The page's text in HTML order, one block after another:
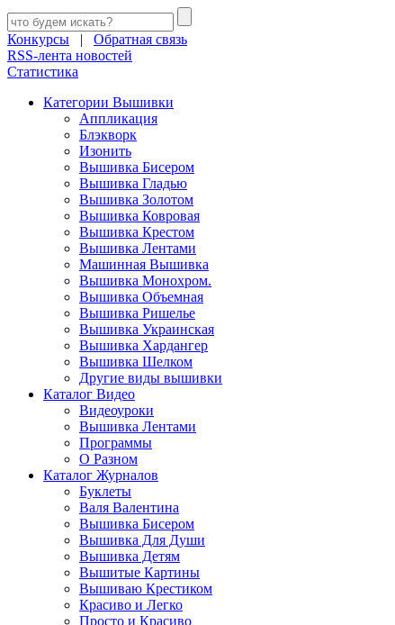
Конкурсы | Обратная связь
RSS-лента новостей
Статистика
Категории Вышивки
Аппликация
Блэкворк
Изонить
Вышивка Бисером
Вышивка Гладью
Вышивка Золотом
Вышивка Ковровая
Вышивка Крестом
Вышивка Лентами
Машинная Вышивка
Вышивка Монохром.
Вышивка Объемная
Вышивка Ришелье
Вышивка Украинская
Вышивка Хардангер
Вышивка Шелком
Другие виды вышивки
Каталог Видео
Видеоуроки
Вышивка Лентами
Программы
О Разном
Каталог Журналов
Буклеты
Валя Валентина
Вышивка Бисером
Вышивка Для Души
Вышивка Детям
Вышитые Картины
Вышиваю Крестиком
Красиво и Легко
Просто и Красиво